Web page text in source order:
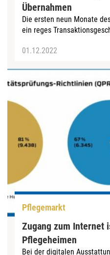
Übernahmen
Die ersten neun Monate
ein reges
01.12.2022
Pflegemarkt
Zugang zum Internet
Pflegeheimen
Bei der digitalen